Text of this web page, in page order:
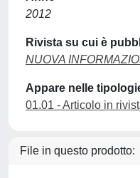
2012
Rivista su cui è
NUOVA
Appare nelle
01.01 - Articolo in
File in questo prodotto: